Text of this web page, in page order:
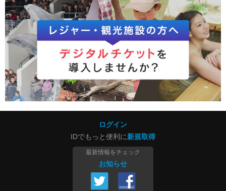
ログイン
IDでもっと便利に新規取得
最新情報をチェック
お知らせ